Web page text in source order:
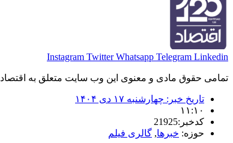
Instagram Twitter Whatsapp Telegram Linkedin
تمامی حقوق مادی و معنوی این وب سایت متعلق به اقتصاد 120 می باشد و استفاده غیر قانونی از آن پیگرد قانونی دارد.
تاریخ خبر: چهارشنبه ۱۷ دی ۱۴۰۴
۱۱:۱۰
کدخبر:21925
حوزه: خبرها, گالری فیلم